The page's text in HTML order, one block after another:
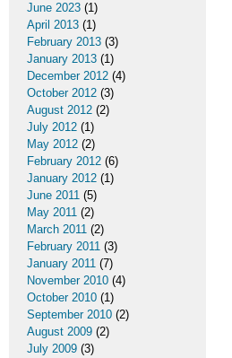
June 2023 (1)
April 2013 (1)
February 2013 (3)
January 2013 (1)
December 2012 (4)
October 2012 (3)
August 2012 (2)
July 2012 (1)
May 2012 (2)
February 2012 (6)
January 2012 (1)
June 2011 (5)
May 2011 (2)
March 2011 (2)
February 2011 (3)
January 2011 (7)
November 2010 (4)
October 2010 (1)
September 2010 (2)
August 2009 (2)
July 2009 (3)